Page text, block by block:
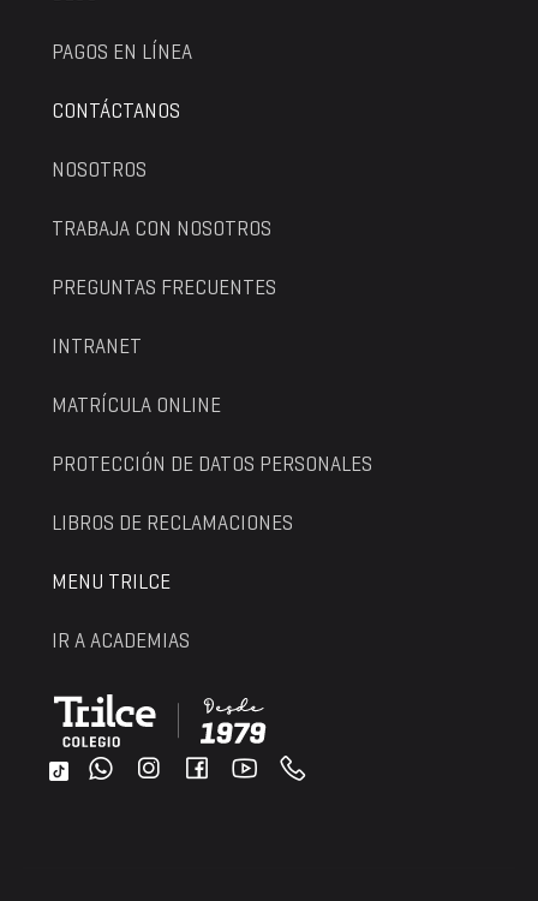
PAGOS EN LÍNEA
CONTÁCTANOS
NOSOTROS
TRABAJA CON NOSOTROS
PREGUNTAS FRECUENTES
INTRANET
MATRÍCULA ONLINE
PROTECCIÓN DE DATOS PERSONALES
LIBROS DE RECLAMACIONES
MENU TRILCE
IR A ACADEMIAS